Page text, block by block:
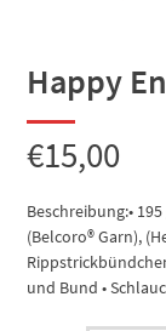
Happy
€15,00
Beschreibung:•
(Belcoro® Garn),
und Bund •